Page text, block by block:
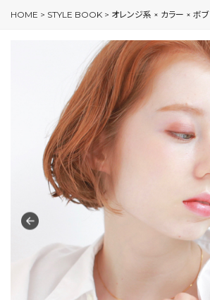
HOME > STYLE BOOK > オレンジ系 × カラー × ボブ